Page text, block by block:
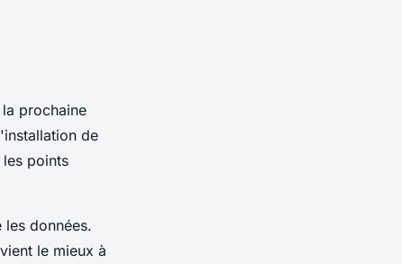
prochaine
de
points
données.
le mieux à